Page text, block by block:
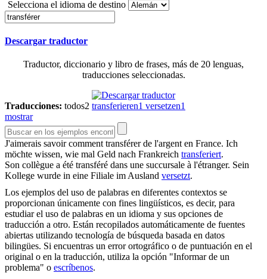
Selecciona el idioma de destino
Descargar traductor
Traductor, diccionario y libro de frases, más de 20 lenguas,
traducciones seleccionadas.
Traducciones: todos2 transferieren1 versetzen1
mostrar
J'aimerais savoir commenttransférerde l'argent en France. Ich
möchte wissen, wie mal Geld nach Frankreich transferiert.
Son collègue a été transféré dans une succursale à l'étranger. Sein
Kollege wurde in eine Filiale im Ausland versetzt.
Los ejemplos del uso de palabras en diferentes contextos se
proporcionan únicamente con fines lingüísticos, es decir, para
estudiar el uso de palabras en un idioma y sus opciones de
traducción a otro. Están recopilados automáticamente de fuentes
abiertas utilizando tecnología de búsqueda basada en datos
bilingües. Si encuentras un error ortográfico o de puntuación en el
original o en la traducción, utiliza la opción "Informar de un
problema" o escríbenos.